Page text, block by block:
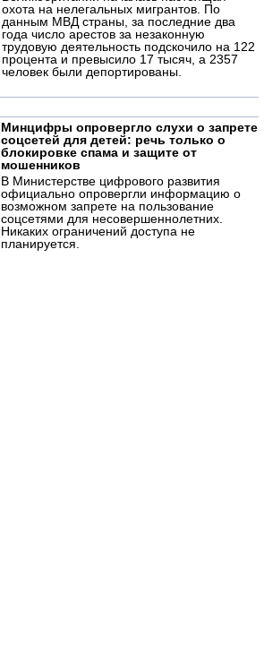
охота на нелегальных мигрантов. По
данным МВД страны, за последние два
года число арестов за незаконную
трудовую деятельность подскочило на 122
процента и превысило 17 тысяч, а 2357
человек были депортированы.
Минцифры опровергло слухи о запрете
соцсетей для детей: речь только о
блокировке спама и защите от
мошенников
В Министерстве цифрового развития
официально опровергли информацию о
возможном запрете на пользование
соцсетями для несовершеннолетних.
Никаких ограничений доступа не
планируется.